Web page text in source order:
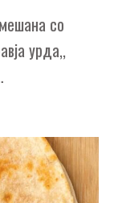
со
урда,,